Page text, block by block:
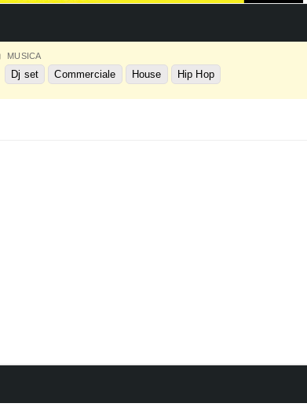
MUSICA
Dj set Commerciale House Hip Hop